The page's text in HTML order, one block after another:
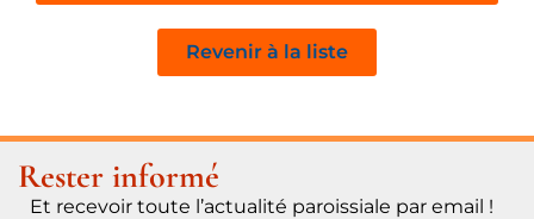
Revenir à la liste
Rester informé
Et recevoir toute l’actualité paroissiale par email !